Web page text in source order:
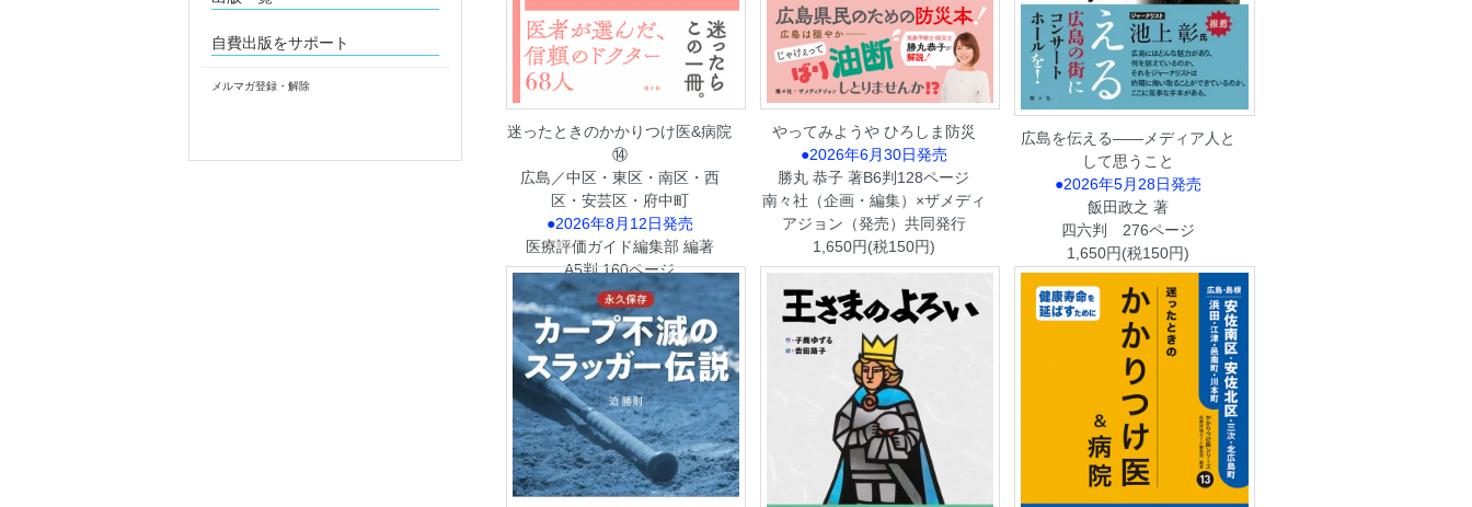
迷ったときのかかりつけ医&病院
⑭
広島／中区・東区・南区・西
区・安芸区・府中町
●2026年8月12日発売
医療評価ガイド編集部 編著
A5判 160ページ
1,848円(税168円)
やってみようや ひろしま防災
●2026年6月30日発売
勝丸 恭子 著B6判128ページ
南々社（企画・編集）×ザメディ
アジョン（発売）共同発行
1,650円(税150円)
広島を伝える――メディア人と
して思うこと
●2026年5月28日発売
飯田政之 著
四六判 276ページ
1,650円(税150円)
自費出版をサポート
メルマガ登録・解除